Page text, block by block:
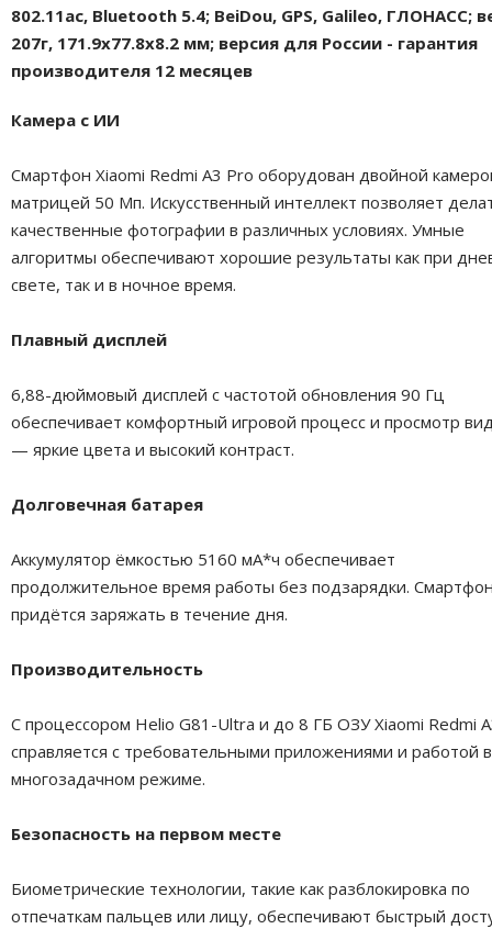
802.11ac, Bluetooth 5.4; BeiDou, GPS, Galileo, ГЛОНАСС;
207г, 171.9х77.8х8.2 мм; версия для России - гарантия
производителя 12 месяцев
Камера с ИИ
Смартфон Xiaomi Redmi A3 Pro оборудован двойной
матрицей 50 Мп. Искусственный интеллект позволяет
качественные фотографии в различных условиях. Умные
алгоритмы обеспечивают хорошие результаты как при
свете, так и в ночное время.
Плавный дисплей
6,88-дюймовый дисплей с частотой обновления 90 Гц
обеспечивает комфортный игровой процесс и просмотр
— яркие цвета и высокий контраст.
Долговечная батарея
Аккумулятор ёмкостью 5160 мА*ч обеспечивает
продолжительное время работы без подзарядки.
придётся заряжать в течение дня.
Производительность
С процессором Helio G81-Ultra и до 8 ГБ ОЗУ Xiaomi Redmi
справляется с требовательными приложениями и работой в
многозадачном режиме.
Безопасность на первом месте
Биометрические технологии, такие как разблокировка по
отпечаткам пальцев или лицу, обеспечивают быстрый